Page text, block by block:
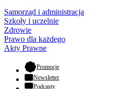
Samorząd i administracja
Szkoły i uczelnie
Zdrowie
Prawo dla każdego
Akty Prawne
Promocje- otwiera się w nowej karcie
Newsletter
Podcasty